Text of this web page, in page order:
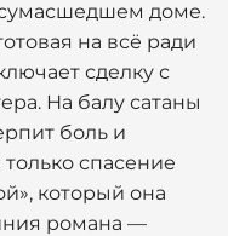
сумасшедшем доме.
на всё ради
сделку с
На балу сатаны
боль и
спасение
который она
романа —